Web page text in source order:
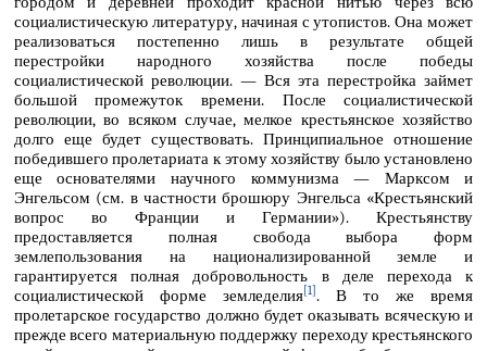
социалистическую литературу, начиная с утопистов. Она может
реализоваться постепенно лишь в результате общей
перестройки народного хозяйства после победы
социалистической революции. — Вся эта перестройка займет
большой промежуток времени. После социалистической
революции, во всяком случае, мелкое крестьянское хозяйство
долго еще будет существовать. Принципиальное отношение
победившего пролетариата к этому хозяйству было установлено
еще основателями научного коммунизма — Марксом и
Энгельсом (см. в частности брошюру Энгельса «Крестьянский
вопрос во Франции и Германии»). Крестьянству
предоставляется полная свобода выбора форм
землепользования на национализированной земле и
гарантируется полная добровольность в деле перехода к
социалистической форме земледелия[1]. В то же время
пролетарское государство должно будет оказывать всяческую и
прежде всего материальную поддержку переходу крестьянского